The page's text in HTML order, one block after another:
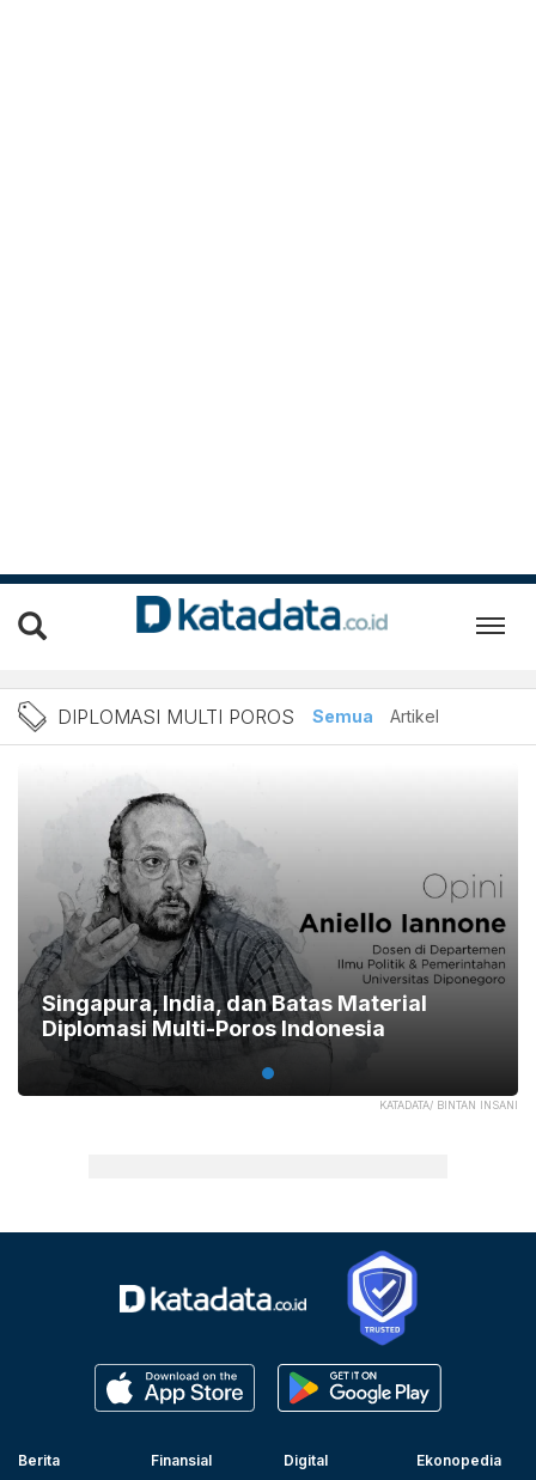
Berita Terbaru Diplomasi
DIPLOMASI MULTI POROS Semua Artikel
KATADATA/ BINTAN INSANI
Singapura, India, dan Batas Material
Diplomasi Multi-Poros Indonesia
Berita
Finansial
Digital
Ekonopedia